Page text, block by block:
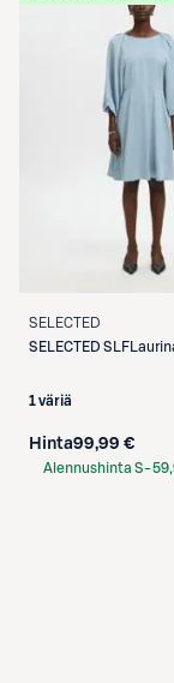
SELECTED
SELECTED
1 väriä
Hinta99,99 €
Alennushinta S-